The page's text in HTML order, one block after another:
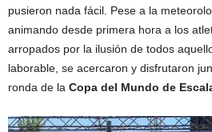
pusieron nada fácil. Pese a la
animando desde primera hora a los
arropados por la ilusión de todos
laborable, se acercaron y disfrutaron
ronda de la Copa del Mundo de